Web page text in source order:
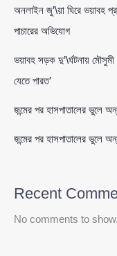
অনলাইন জু’\য়া ঘিরে ভয়াবহ
পাচারের অভিযোগ
ভয়াবহ সড়ক দু’\র্ঘটনায়
যেতে পারত’
জন্মের পর হাসপাতালের ভুলে
জন্মের পর হাসপাতালের ভুলে
Recent
No comments to show.